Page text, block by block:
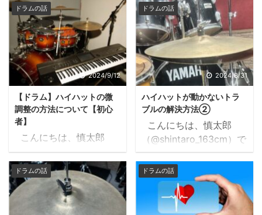
ドラムの話
2024/9/12
【ドラム】ハイハットの微
調整の方法について【初心
者】
こんにちは、慎太郎
（@shintaro_163cm）で
す。 ハイハット。便利
ですよね。 ハイハットは
ドラムセットの中で唯一
音の長さをコントロール
ドラムの話
2024/8/31
ハイハットが動かないトラ
ブルの解決方法②
こんにちは、慎太郎
（@shintaro_163cm）で
す。 前回はハイハット
クラッチが原因でハイハ
ットが動かなくなった時
のトラブルの解決方法を
紹介しました。 関西ド
ドラムの話 ドラムの話